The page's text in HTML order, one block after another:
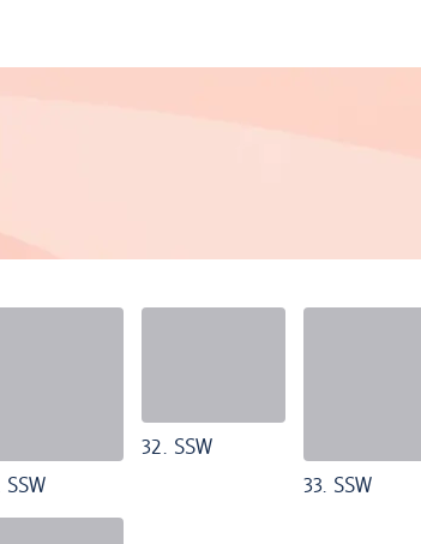
SSW
32. SSW
33. SSW